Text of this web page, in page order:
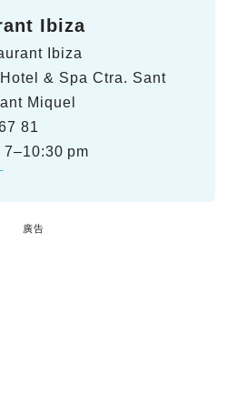
Ibiza
Ibiza
& Spa Ctra. Sant
Miquel
81
7–10:30 pm
廣告